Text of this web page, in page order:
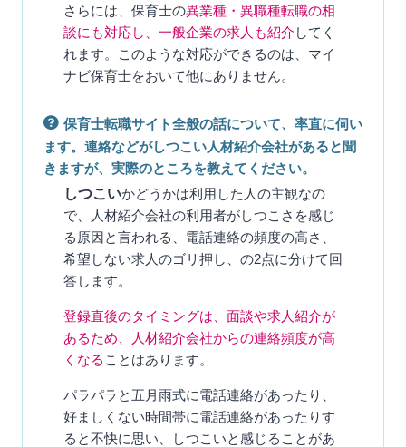
さらには、保育士の異業種・異職種転職の相
談にも対応し、一般企業の求人も紹介 してく
れます。このような対応ができるのは、マイ
ナビ保育士をおいて他にありません。
保育士転職サイト全般の話について、率直に伺い
ます。連絡などがしつこい人材紹介会社があると聞
きますが、実際のところを教えてください。
しつこいかどうかは利用した人の主観なの
で、人材紹介会社の利用者がしつこさを感じ
る原因と言われる、電話連絡の頻度の高さ、
希望しない求人のゴリ押し、の2点に分けて回
答します。
登録直後のタイミングは、面談や求人紹介が
あるため、人材紹介会社からの連絡頻度が高
くなる ことはあります。
パラパラと五月雨式に電話連絡があったり、
好ましくない時間帯に電話連絡があったりす
ると不快に思い、しつこいと感じることがあ